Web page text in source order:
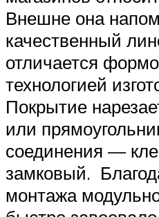
Внешне она
качественный
отличается
технологией
Покрытие
или
соединения —
замковый.
монтажа